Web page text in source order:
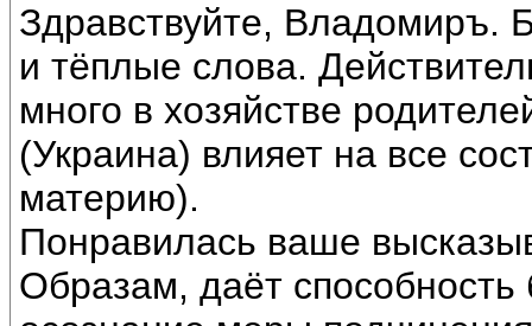
Здравствуйте, Владомиръ.
и тёплые слова.
много в хозяйстве
(Украина) влияет на все
материю).
Понравилась ваше
Образам, даёт